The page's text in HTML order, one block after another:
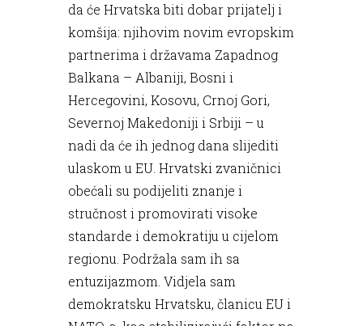
da će Hrvatska biti dobar prijatelj i
komšija: njihovim novim evropskim
partnerima i državama Zapadnog
Balkana – Albaniji, Bosni i
Hercegovini, Kosovu, Crnoj Gori,
Severnoj Makedoniji i Srbiji – u
nadi da će ih jednog dana slijediti
ulaskom u EU. Hrvatski zvaničnici
obećali su podijeliti znanje i
stručnost i promovirati visoke
standarde i demokratiju u cijelom
regionu. Podržala sam ih sa
entuzijazmom. Vidjela sam
demokratsku Hrvatsku, članicu EU i